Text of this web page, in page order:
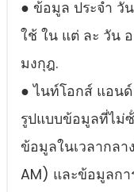
● ข้อมูล ประจํา วั
ใช้ ใน แต่ ละ วัน
มงกุฎ.
● ไนท์โอกส์ แอนด์
รูปแบบข้อมูลที่ไม่
ข้อมูลในเวลากลา
AM) และข้อมูลก